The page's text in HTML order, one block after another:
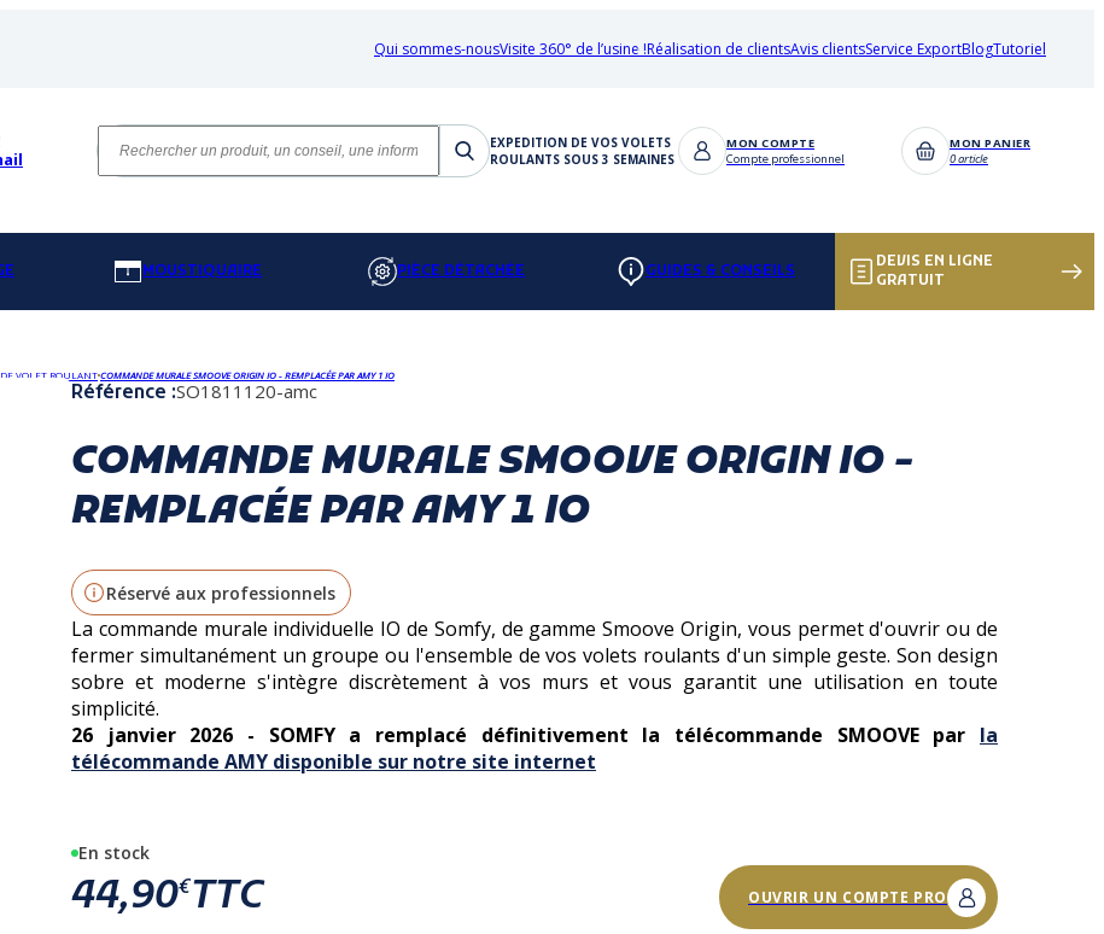
Qui sommes-nousVisite 360° de l’usine !Réalisation de clientsAvis clientsService ExportBlogTutoriel
EXPEDITION DE VOS VOLETS
ROULANTS SOUS 3 SEMAINES
MON COMPTE
Compte professionnel
MON PANIER
0 article
MOUSTIQUAIRE PIÈCE DÉTACHÉE GUIDES & CONSEILS
DEVIS EN LIGNE
GRATUIT
VOLET ROULANTCOMMANDE MURALE SMOOVE ORIGIN IO - REMPLACÉE PAR AMY 1 IO
Référence :SO1811120-amc
COMMANDE MURALE SMOOVE ORIGIN IO -
REMPLACÉE PAR AMY 1 IO
Réservé aux professionnels
La commande murale individuelle IO de Somfy, de gamme Smoove Origin, vous permet d'ouvrir ou de
fermer simultanément un groupe ou l'ensemble de vos volets roulants d'un simple geste. Son design
sobre et moderne s'intègre discrètement à vos murs et vous garantit une utilisation en toute
simplicité.
26 janvier 2026 - SOMFY a remplacé définitivement la télécommande SMOOVE par la
télécommande AMY disponible sur notre site internet
En stock
44,90€TTC OUVRIR UN COMPTE PRO